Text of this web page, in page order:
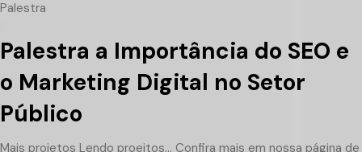
Palestra
Palestra a Importância do SEO e
o Marketing Digital no Setor
Público
Mais projetos Lendo proejtos... Confira mais em nossa página de